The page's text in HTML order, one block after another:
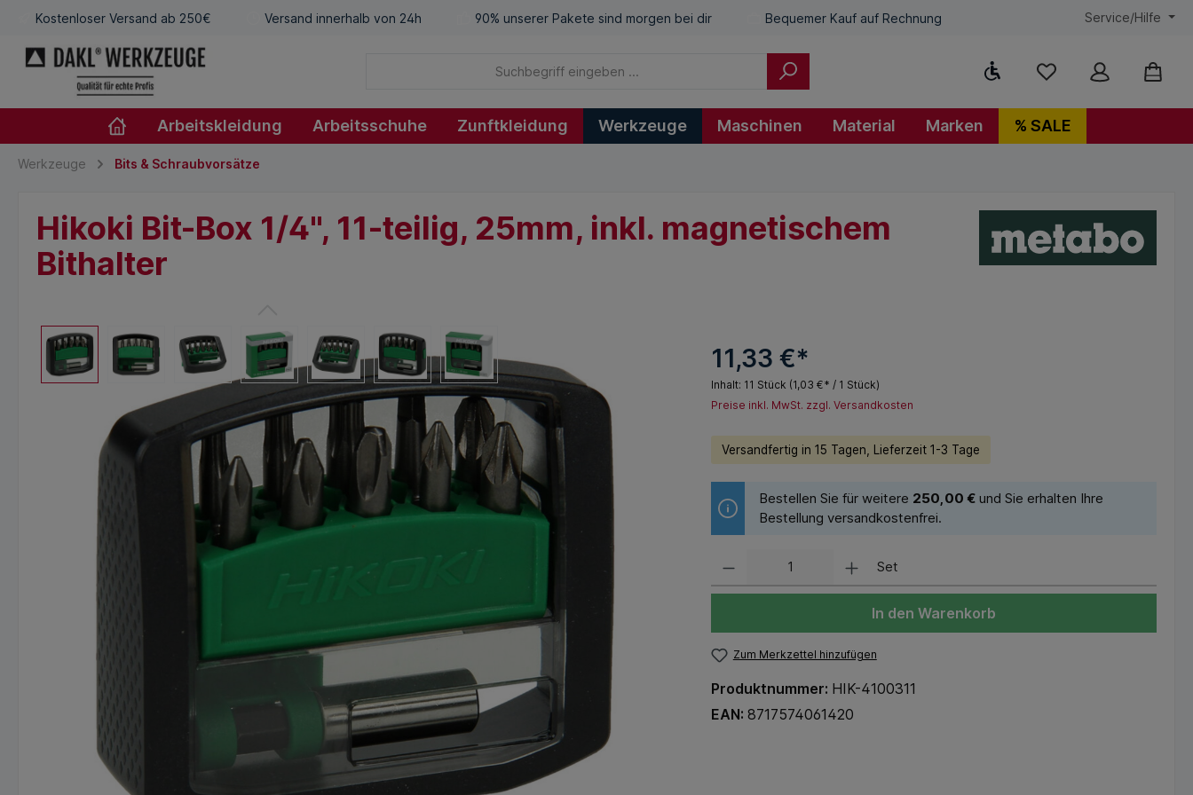
Kostenloser Versand ab 250€ Versand innerhalb von 24h 90% unserer Pakete sind morgen bei dir Bequemer Kauf auf Rechnung Service/Hilfe
Werkzeugleiste anzeigen
Arbeitskleidung Arbeitsschuhe Zunftkleidung Werkzeuge Maschinen Material Marken % SALE
Werkzeuge Bits & Schraubvorsätze
Hikoki Bit-Box 1/4", 11-teilig, 25mm, inkl. magnetischem
Bithalter
11,33 €*
Inhalt: 11 Stück (1,03 €* / 1 Stück)
Preise inkl. MwSt. zzgl. Versandkosten
Versandfertig in 15 Tagen, Lieferzeit 1-3 Tage
Bestellen Sie für weitere 250,00 €und Sie erhalten Ihre
Bestellung versandkostenfrei.
Set
In den Warenkorb
Zum Merkzettel hinzufügen
Produktnummer: HIK-4100311
EAN: 8717574061420